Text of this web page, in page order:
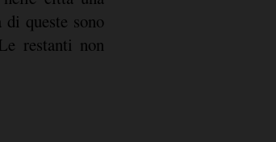
queste sono
restanti non